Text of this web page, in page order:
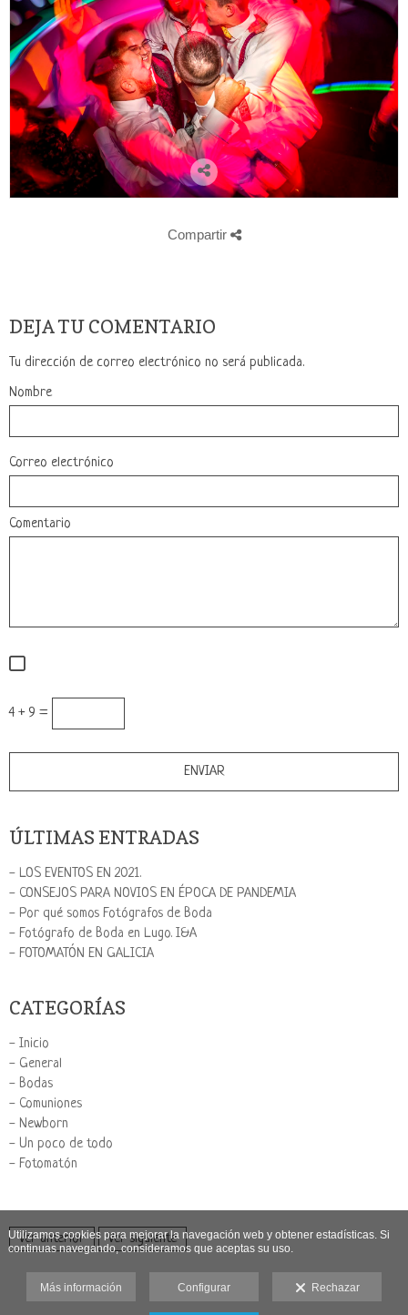
Compartir
DEJA TU COMENTARIO
Tu dirección de correo electrónico no será publicada.
Nombre
Correo electrónico
Comentario
4 + 9 =
ÚLTIMAS ENTRADAS
- LOS EVENTOS EN 2021.
- CONSEJOS PARA NOVIOS EN ÉPOCA DE PANDEMIA
- Por qué somos Fotógrafos de Boda
- Fotógrafo de Boda en Lugo. I&A
- FOTOMATÓN EN GALICIA
CATEGORÍAS
- Inicio
- General
- Bodas
- Comuniones
- Newborn
- Un poco de todo
- Fotomatón
Ver anterior Ver siguiente
Utilizamos cookies para mejorar la navegación web y obtener estadísticas. Si
continuas navegando, consideramos que aceptas su uso.
Más información Configurar Rechazar